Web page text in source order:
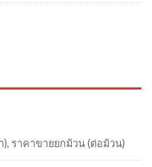
ราคาขายยกม้วน (ต่อม้วน)